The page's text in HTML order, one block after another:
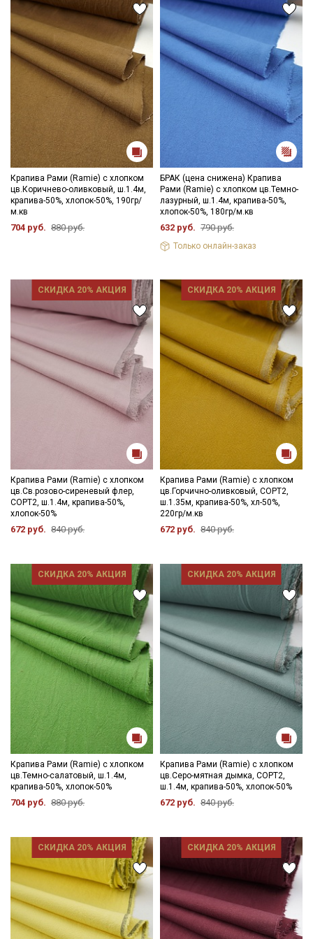
подвешенном расправленном состоянии.
Цветопередача может отличаться от оригинального цвета
ткани в зависимости от настроек вашего монитора и в
зависимости от партии тон ткани может отличаться.
Крапива Рами (Ramie) с хлопком
цв.Коричнево-оливковый, ш.1.4м,
крапива-50%, хлопок-50%, 190гр/
м.кв
704 руб. 880 руб.
БРАК (цена снижена) Крапива
Рами (Ramie) с хлопком цв.Темно-
лазурный, ш.1.4м, крапива-50%,
хлопок-50%, 180гр/м.кв
632 руб. 790 руб.
Только онлайн-заказ
СКИДКА 20% АКЦИЯ
Крапива Рами (Ramie) с хлопком
цв.Св.розово-сиреневый флер,
СОРТ2, ш.1.4м, крапива-50%,
хлопок-50%
672 руб. 840 руб.
СКИДКА 20% АКЦИЯ
Крапива Рами (Ramie) с хлопком
цв.Горчично-оливковый, СОРТ2,
ш.1.35м, крапива-50%, хл-50%,
220гр/м.кв
672 руб. 840 руб.
СКИДКА 20% АКЦИЯ
Крапива Рами (Ramie) с хлопком
цв.Темно-салатовый, ш.1.4м,
крапива-50%, хлопок-50%
704 руб. 880 руб.
СКИДКА 20% АКЦИЯ
Крапива Рами (Ramie) с хлопком
цв.Серо-мятная дымка, СОРТ2,
ш.1.4м, крапива-50%, хлопок-50%
672 руб. 840 руб.
СКИДКА 20% АКЦИЯ СКИДКА 20% АКЦИЯ
Секретная рассылка от Купава